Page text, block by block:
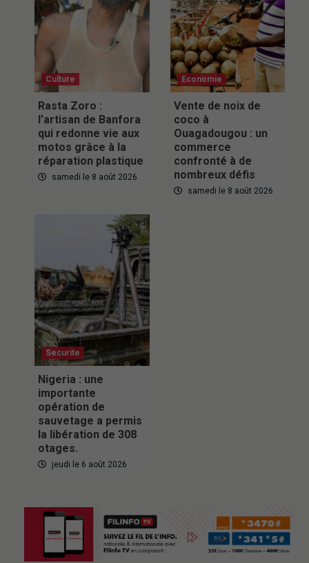
Culture
Rasta Zoro :
l’artisan de Banfora
qui redonne vie aux
motos grâce à la
réparation plastique
samedi le 8 août 2026
Economie
Vente de noix de
coco à
Ouagadougou : un
commerce
confronté à de
nombreux défis
samedi le 8 août 2026
Securite
Nigeria : une
importante
opération de
sauvetage a permis
la libération de 308
otages.
jeudi le 6 août 2026